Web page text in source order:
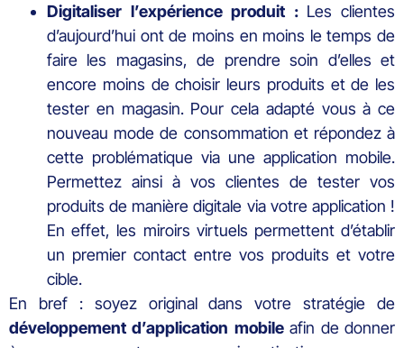
Digitaliser l’expérience produit : Les clientes
d’aujourd’hui ont de moins en moins le temps de
faire les magasins, de prendre soin d’elles et
encore moins de choisir leurs produits et de les
tester en magasin. Pour cela adapté vous à ce
nouveau mode de consommation et répondez à
cette problématique via une application mobile.
Permettez ainsi à vos clientes de tester vos
produits de manière digitale via votre application !
En effet, les miroirs virtuels permettent d’établir
un premier contact entre vos produits et votre
cible.
En bref : soyez original dans votre stratégie de
développement d’application mobileafin de donner